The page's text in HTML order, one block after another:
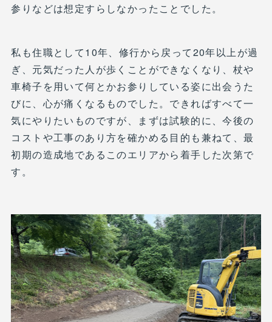
参りなどは想定すらしなかったことでした。
私も住職として10年、修行から戻って20年以上が過
ぎ、元気だった人が歩くことができなくなり、杖や
車椅子を用いて何とかお参りしている姿に出会うた
びに、心が痛くなるものでした。できればすべて一
気にやりたいものですが、まずは試験的に、今後の
コストや工事のあり方を確かめる目的も兼ねて、最
初期の造成地であるこのエリアから着手した次第で
す。